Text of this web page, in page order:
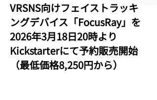
VRSNS向けフェイストラッキ
ングデバイス「FocusRay」を
2026年3月18日20時より
Kickstarterにて予約販売開始
（最低価格8,250円から）